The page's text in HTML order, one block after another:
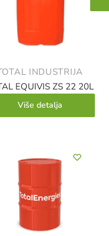
INDUSTRIJA
EQUIVIS ZS 22 20L
Više detalja